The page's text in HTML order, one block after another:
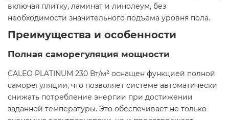
включая плитку, ламинат и линолеум, без
необходимости значительного подъема уровня пола.​
Преимущества и особенности
Полная саморегуляция мощности
CALEO PLATINUM 230 Вт/м² оснащен функцией полной
саморегуляции, что позволяет системе автоматически
снижать потребление энергии при достижении
заданной температуры. Это обеспечивает не только